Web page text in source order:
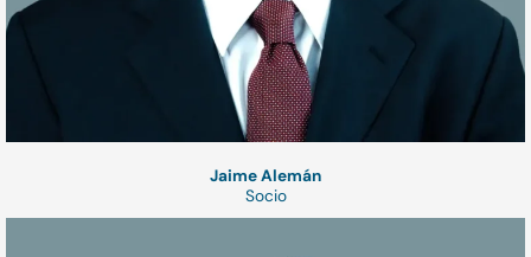
Jaime Alemán
Socio